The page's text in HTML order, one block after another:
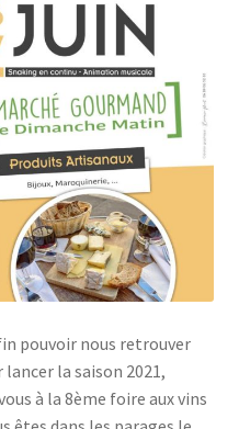
pouvoir nous retrouver
la saison 2021,
à la 8ème foire aux vins